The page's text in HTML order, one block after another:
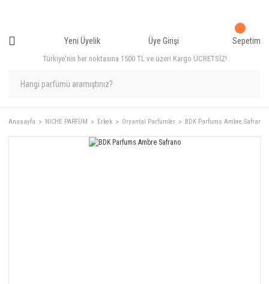
Türkiye'nin her noktasına 1500 TL ve üzeri Kargo ÜCRETSİZ!
Yeni Üyelik Üye Girişi Sepetim
Anasayfa NICHE PARFÜM Erkek Oryantal Parfümler BDK Parfums Ambre Safrano